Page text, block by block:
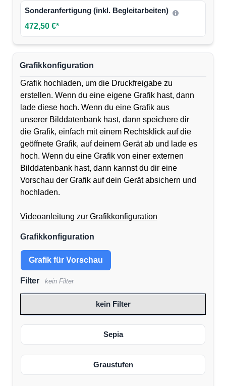
Sonderanfertigung (inkl. Begleitarbeiten)
472,50 €*
Grafikkonfiguration
Grafik hochladen, um die Druckfreigabe zu
erstellen. Wenn du eine eigene Grafik hast, dann
lade diese hoch. Wenn du eine Grafik aus
unserer Bilddatenbank hast, dann speichere dir
die Grafik, einfach mit einem Rechtsklick auf die
geöffnete Grafik, auf deinem Gerät ab und lade es
hoch. Wenn du eine Grafik von einer externen
Bilddatenbank hast, dann kannst du dir eine
Vorschau der Grafik auf dein Gerät absichern und
hochladen.
Videoanleitung zur Grafikkonfiguration
Grafikkonfiguration
Grafik für Vorschau
Filter kein Filter
kein Filter
Sepia
Graustufen